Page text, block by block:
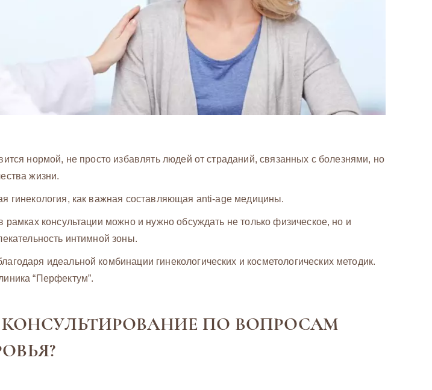
нормой, не просто избавлять людей от страданий, связанных с болезнями, но
жизни.
гинекология, как важная составляющая anti-age медицины.
рамках консультации можно и нужно обсуждать не только физическое, но и
интимной зоны.
идеальной комбинации гинекологических и косметологических методик.
“Перфектум”.
КОНСУЛЬТИРОВАНИЕ ПО ВОПРОСАМ